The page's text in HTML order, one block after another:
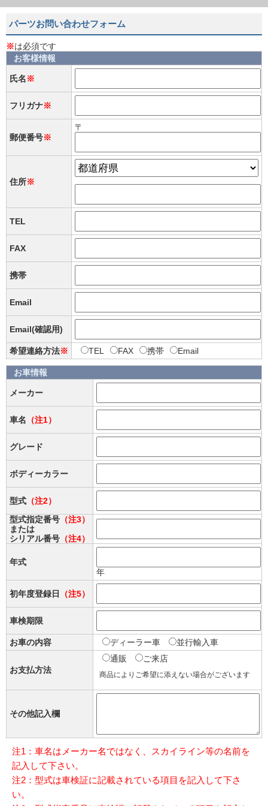
パーツお問い合わせフォーム
※は必須です
お客様情報
氏名※
フリガナ※
郵便番号※
〒
住所※
TEL
FAX
携帯
Email
Email(確認用)
希望連絡方法※ TEL FAX 携帯 Email
お車情報
メーカー
車名 （注1）
グレード
ボディーカラー
型式 （注2）
型式指定番号 （注3）
または
シリアル番号 （注4）
年式
年
初年度登録日 （注5）
車検期限
お車の内容 ディーラー車 並行輸入車
お支払方法
通販 ご来店
商品によりご希望に添えない場合がございます
その他記入欄
注1：車名はメーカー名ではなく、スカイライン等の名前を
記入して下さい。
注2：型式は車検証に記載されている項目を記入して下さ
い。